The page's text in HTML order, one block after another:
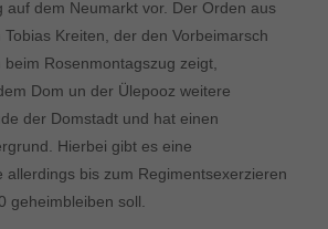
auf dem Neumarkt vor. Der Orden aus
Kreiten, der den Vorbeimarsch
Rosenmontagszug zeigt,
Dom un der Ülepooz weitere
der Domstadt und hat einen
Hierbei gibt es eine
allerdings bis zum Regimentsexerzieren
geheimbleiben soll.